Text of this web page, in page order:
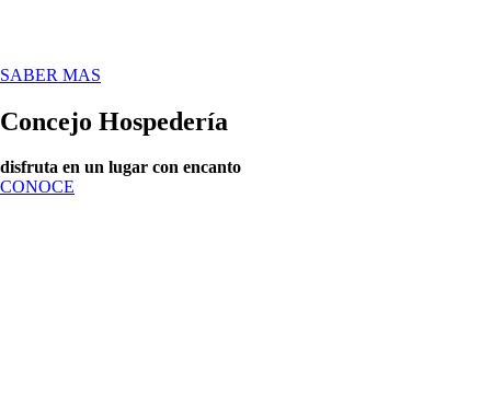
SABER MAS
Concejo Hospedería
disfruta en un lugar con encanto
CONOCE